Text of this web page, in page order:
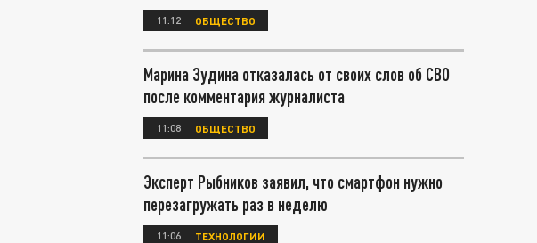
11:12 ОБЩЕСТВО
Марина Зудина отказалась от своих слов об СВО
после комментария журналиста
11:08 ОБЩЕСТВО
Эксперт Рыбников заявил, что смартфон нужно
перезагружать раз в неделю
11:06 ТЕХНОЛОГИИ